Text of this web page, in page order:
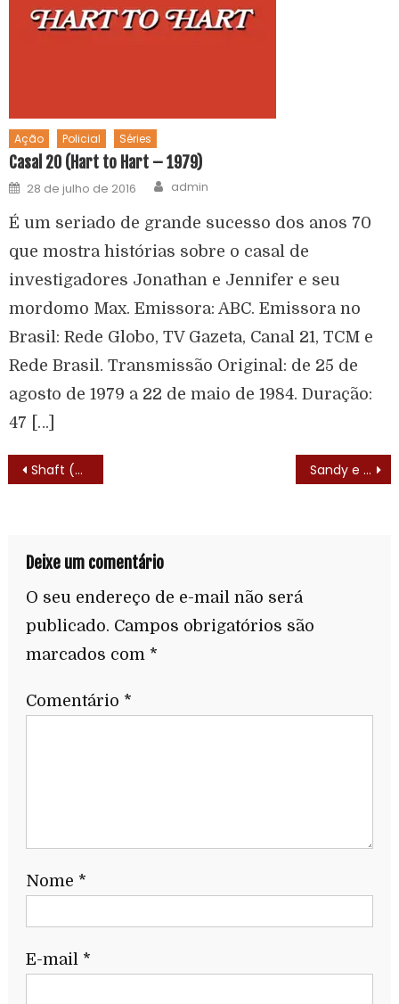
Ação Policial Séries
Casal 20 (Hart to Hart – 1979)
28 de julho de 2016 admin
É um seriado de grande sucesso dos anos 70
que mostra histórias sobre o casal de
investigadores Jonathan e Jennifer e seu
mordomo Max. Emissora: ABC. Emissora no
Brasil: Rede Globo, TV Gazeta, Canal 21, TCM e
Rede Brasil. Transmissão Original: de 25 de
agosto de 1979 a 22 de maio de 1984. Duração:
47 […]
Shaft (Shaft – 1973) – Elenco Sandy e Junior (1999) – Lista de Episódios
Deixe um comentário
O seu endereço de e-mail não será
publicado. Campos obrigatórios são
marcados com *
Comentário *
Nome *
E-mail *